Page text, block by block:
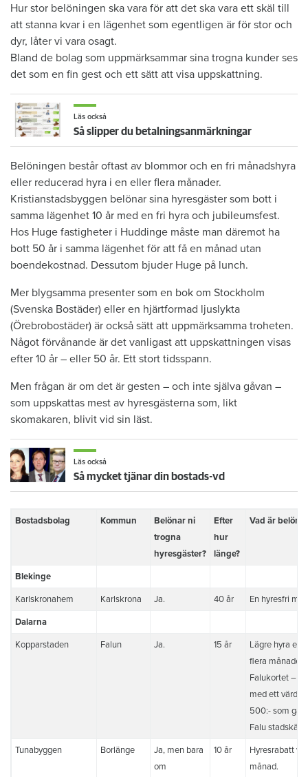
Hur stor belöningen ska vara för att det ska vara ett skäl till
att stanna kvar i en lägenhet som egentligen är för stor och
dyr, låter vi vara osagt.
Bland de bolag som uppmärksammar sina trogna kunder ses
det som en fin gest och ett sätt att visa uppskattning.
Läs också
Så slipper du betalningsanmärkningar
Belöningen består oftast av blommor och en fri månadshyra
eller reducerad hyra i en eller flera månader.
Kristianstadsbyggen belönar sina hyresgäster som bott i
samma lägenhet 10 år med en fri hyra och jubileumsfest.
Hos Huge fastigheter i Huddinge måste man däremot ha
bott 50 år i samma lägenhet för att få en månad utan
boendekostnad. Dessutom bjuder Huge på lunch.
Mer blygsamma presenter som en bok om Stockholm
(Svenska Bostäder) eller en hjärtformad ljuslykta
(Örebrobostäder) är också sätt att uppmärksamma troheten.
Något förvånande är det vanligast att uppskattningen visas
efter 10 år – eller 50 år. Ett stort tidsspann.
Men frågan är om det är gesten – och inte själva gåvan –
som uppskattas mest av hyresgästerna som, likt
skomakaren, blivit vid sin läst.
Läs också
Så mycket tjänar din bostads-vd
Bostadsbolag Kommun
Belönar ni
trogna
hyresgäster?
Efter
hur
länge?
Vad är
Blekinge
Karlskronahem Karlskrona Ja. 40 år En hyresfri
Dalarna
Kopparstaden Falun Ja. 15 år
Lägre hyra en
flera månader.
Falukortet –
med ett värde
500:- som
Falu
Tunabyggen Borlänge
Ja, men bara
om
10 år
Hyresrabatt
månad.